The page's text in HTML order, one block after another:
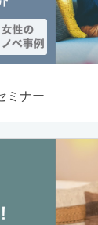
ミナー